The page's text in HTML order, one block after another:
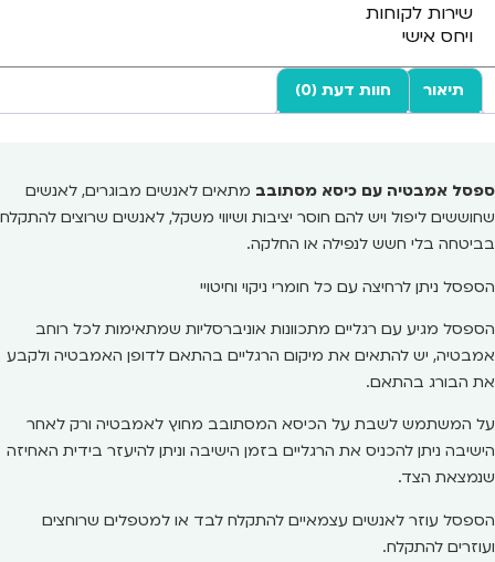
שירות לקוחות
ויחס אישי
תיאור חוות דעת (0)
ספסל אמבטיה עם כיסא מסתובב מתאים לאנשים מבוגרים, לאנשים
שחוששים ליפול ויש להם חוסר יציבות ושיווי משקל, לאנשים שרוצים להתקלח
בביטחה בלי חשש לנפילה או החלקה.
הספסל ניתן לרחיצה עם כל חומרי ניקוי וחיטויי
הספסל מגיע עם רגליים מתכוונות אוניברסליות שמתאימות לכל רוחב
אמבטיה, יש להתאים את מיקום הרגליים בהתאם לדופן האמבטיה ולקבע
את הבורג בהתאם.
על המשתמש לשבת על הכיסא המסתובב מחוץ לאמבטיה ורק לאחר
הישיבה ניתן להכניס את הרגליים בזמן הישיבה וניתן להיעזר בידית האחיזה
שנמצאת הצד.
הספסל עוזר לאנשים עצמאיים להתקלח לבד או למטפלים שרוחצים
ועוזרים להתקלח.